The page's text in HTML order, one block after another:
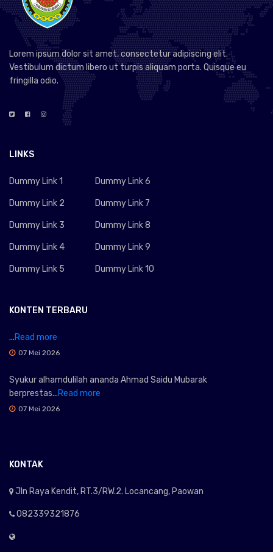
Lorem ipsum dolor sit amet, consectetur adipiscing elit.
Vestibulum dictum libero ut turpis aliquam porta. Quisque eu
fringilla odio.
LINKS
Dummy Link 1
Dummy Link 2
Dummy Link 3
Dummy Link 4
Dummy Link 5
Dummy Link 6
Dummy Link 7
Dummy Link 8
Dummy Link 9
Dummy Link 10
KONTEN TERBARU
...Read more
07 Mei 2026
Syukur alhamdulilah ananda Ahmad Saidu Mubarak
berprestas...Read more
07 Mei 2026
KONTAK
Jln Raya Kendit, RT.3/RW.2. Locancang, Paowan
082339321876